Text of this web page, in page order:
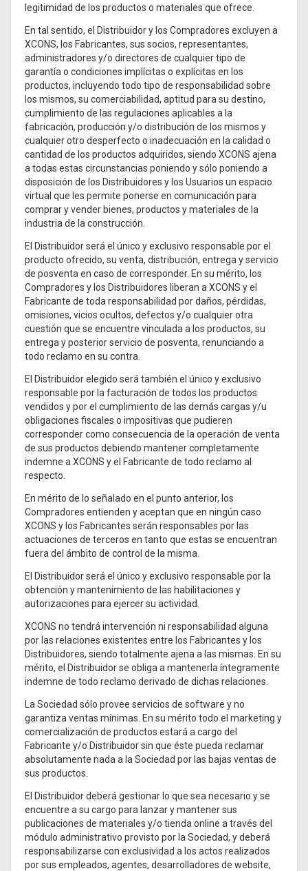
legitimidad de los productos o materiales que ofrece.
En tal sentido, el Distribuidor y los Compradores excluyen a
XCONS, los Fabricantes, sus socios, representantes,
administradores y/o directores de cualquier tipo de
garantía o condiciones implícitas o explícitas en los
productos, incluyendo todo tipo de responsabilidad sobre
los mismos, su comerciabilidad, aptitud para su destino,
cumplimiento de las regulaciones aplicables a la
fabricación, producción y/o distribución de los mismos y
cualquier otro desperfecto o inadecuación en la calidad o
cantidad de los productos adquiridos, siendo XCONS ajena
a todas estas circunstancias poniendo y sólo poniendo a
disposición de los Distribuidores y los Usuarios un espacio
virtual que les permite ponerse en comunicación para
comprar y vender bienes, productos y materiales de la
industria de la construcción.
El Distribuidor será el único y exclusivo responsable por el
producto ofrecido, su venta, distribución, entrega y servicio
de posventa en caso de corresponder. En su mérito, los
Compradores y los Distribuidores liberan a XCONS y el
Fabricante de toda responsabilidad por daños, pérdidas,
omisiones, vicios ocultos, defectos y/o cualquier otra
cuestión que se encuentre vinculada a los productos, su
entrega y posterior servicio de posventa, renunciando a
todo reclamo en su contra.
El Distribuidor elegido será también el único y exclusivo
responsable por la facturación de todos los productos
vendidos y por el cumplimiento de las demás cargas y/u
obligaciones fiscales o impositivas que pudieren
corresponder como consecuencia de la operación de venta
de sus productos debiendo mantener completamente
indemne a XCONS y el Fabricante de todo reclamo al
respecto.
En mérito de lo señalado en el punto anterior, los
Compradores entienden y aceptan que en ningún caso
XCONS y los Fabricantes serán responsables por las
actuaciones de terceros en tanto que estas se encuentran
fuera del ámbito de control de la misma.
El Distribuidor será el único y exclusivo responsable por la
obtención y mantenimiento de las habilitaciones y
autorizaciones para ejercer su actividad.
XCONS no tendrá intervención ni responsabilidad alguna
por las relaciones existentes entre los Fabricantes y los
Distribuidores, siendo totalmente ajena a las mismas. En su
mérito, el Distribuidor se obliga a mantenerla íntegramente
indemne de todo reclamo derivado de dichas relaciones.
La Sociedad sólo provee servicios de software y no
garantiza ventas mínimas. En su mérito todo el marketing y
comercialización de productos estará a cargo del
Fabricante y/o Distribuidor sin que éste pueda reclamar
absolutamente nada a la Sociedad por las bajas ventas de
sus productos.
El Distribuidor deberá gestionar lo que sea necesario y se
encuentre a su cargo para lanzar y mantener sus
publicaciones de materiales y/o tienda online a través del
módulo administrativo provisto por la Sociedad, y deberá
responsabilizarse con exclusividad a los actos realizados
por sus empleados, agentes, desarrolladores de website,